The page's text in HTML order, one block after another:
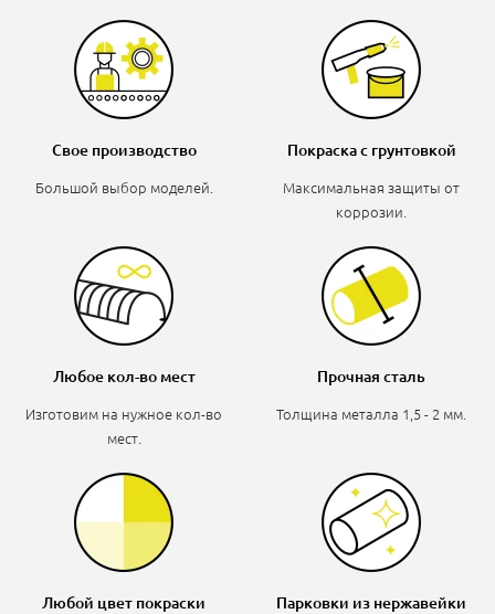
Свое производство
Большой выбор моделей.
Покраска с грунтовкой
Максимальная защиты от
коррозии.
Любое кол-во мест
Изготовим на нужное кол-во
мест.
Прочная сталь
Толщина металла 1,5 - 2 мм.
Любой цвет покраски
Парковки из нержавейки